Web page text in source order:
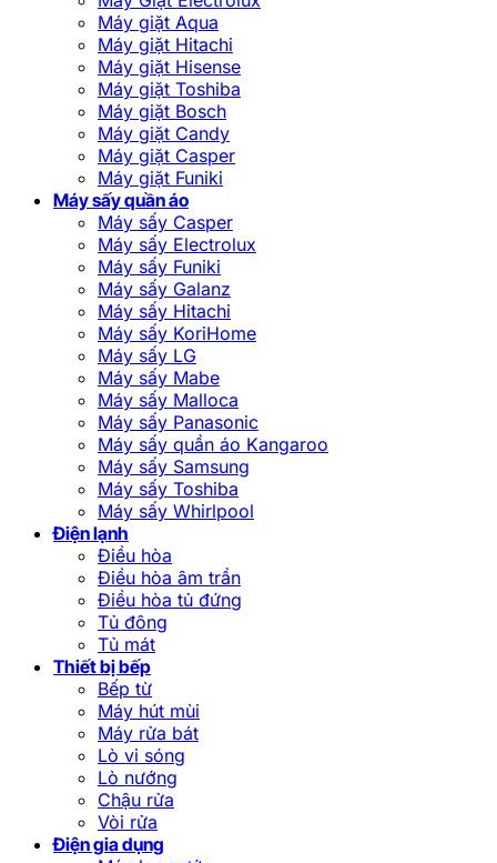
Máy giặt Aqua
Máy giặt Hitachi
Máy giặt Hisense
Máy giặt Toshiba
Máy giặt Bosch
Máy giặt Candy
Máy giặt Casper
Máy giặt Funiki
Máy sấy quần áo
Máy sấy Casper
Máy sấy Electrolux
Máy sấy Funiki
Máy sấy Galanz
Máy sấy Hitachi
Máy sấy KoriHome
Máy sấy LG
Máy sấy Mabe
Máy sấy Malloca
Máy sấy Panasonic
Máy sấy quần áo Kangaroo
Máy sấy Samsung
Máy sấy Toshiba
Máy sấy Whirlpool
Điện lạnh
Điều hòa
Điều hòa âm trần
Điều hòa tủ đứng
Tủ đông
Tủ mát
Thiết bị bếp
Bếp từ
Máy hút mùi
Máy rửa bát
Lò vi sóng
Lò nướng
Chậu rửa
Vòi rửa
Điện gia dụng